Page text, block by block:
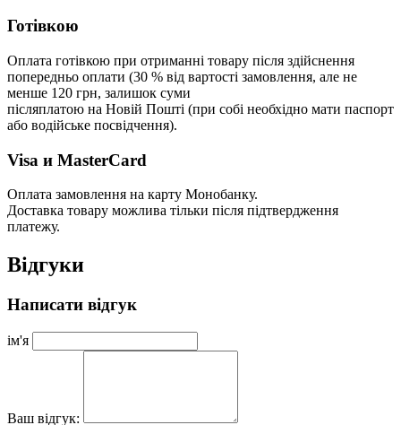
Готівкою
Оплата готівкою при отриманні товару після здійснення
попередньо оплати (30 % від вартості замовлення, але не
менше 120 грн, залишок суми
післяплатою на Новій Пошті (при собі необхідно мати паспорт
або водійське посвідчення).
Visa и MasterCard
Оплата замовлення на карту Монобанку.
Доставка товару можлива тільки після підтвердження
платежу.
Відгуки
Написати відгук
ім'я
Ваш відгук: